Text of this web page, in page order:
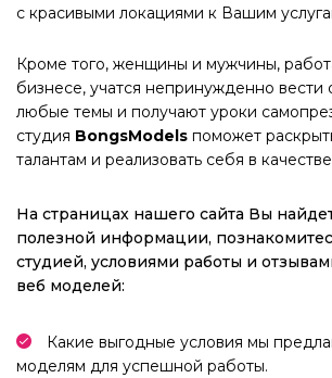
с красивыми локациями к Вашим
Кроме того, женщины и мужчины,
бизнесе, учатся непринужденно
любые темы и получают уроки
студия BongsModels поможет
талантам и реализовать себя в
На страницах нашего сайта Вы
полезной информации,
студией, условиями работы и
веб моделей:
Какие выгодные условия мы
моделям для успешной работы.